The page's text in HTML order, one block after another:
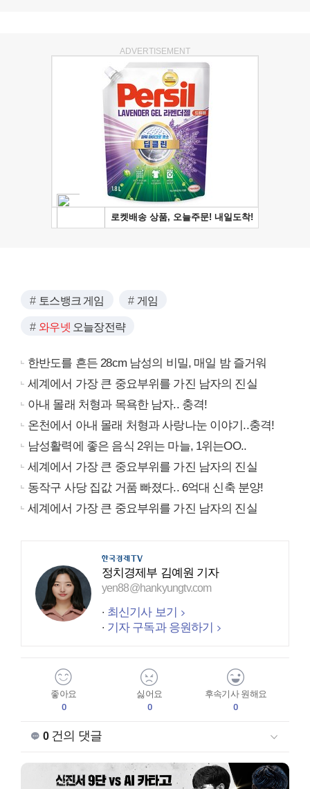
ADVERTISEMENT
토스뱅크 게임 게임
와우넷 오늘장전략
한반도를 흔든 28cm 남성의 비밀, 매일 밤 즐거워
세계에서 가장 큰 중요부위를 가진 남자의 진실
아내 몰래 처형과 목욕한 남자.. 충격!
온천에서 아내 몰래 처형과 사랑나눈 이야기..충격!
남성활력에 좋은 음식 2위는 마늘, 1위는OO..
세계에서 가장 큰 중요부위를 가진 남자의 진실
동작구 사당 집값 거품 빠졌다.. 6억대 신축 분양!
세계에서 가장 큰 중요부위를 가진 남자의 진실
정치경제부 김예원 기자
yen88@hankyungtv.com
최신기사 보기
기자 구독과 응원하기
좋아요
0
싫어요
0
후속기사 원해요
0
0건의 댓글